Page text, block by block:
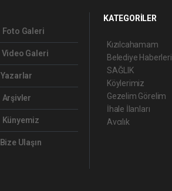
Foto Galeri
Video Galeri
Yazarlar
Arşivler
Künyemiz
Bize Ulaşın
KATEGORİLER
Kızılcahamam
Belediye Haberleri
SAĞLIK
Köylerimiz
Gezelim Görelim
İhale İlanları
Avcılık